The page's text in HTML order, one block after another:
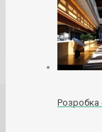
Розробка